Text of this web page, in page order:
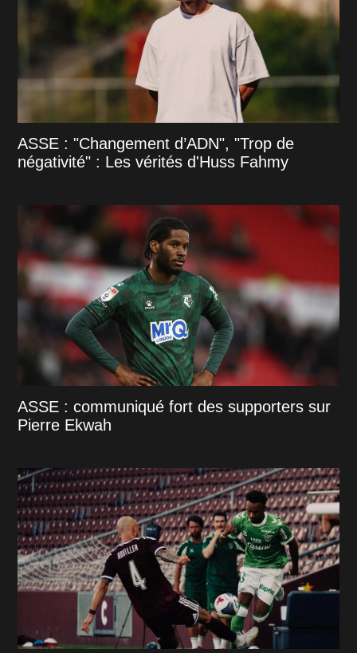
ASSE : "Changement d’ADN", "Trop de
négativité" : Les vérités d'Huss Fahmy
ASSE : communiqué fort des supporters sur
Pierre Ekwah